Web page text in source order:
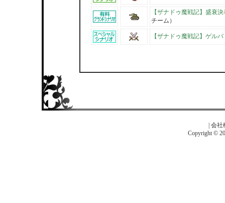
【ザナドゥ魔戦記】盛衰
チーム）
【ザナドゥ魔戦記】ゲル
会社
Copyright ©